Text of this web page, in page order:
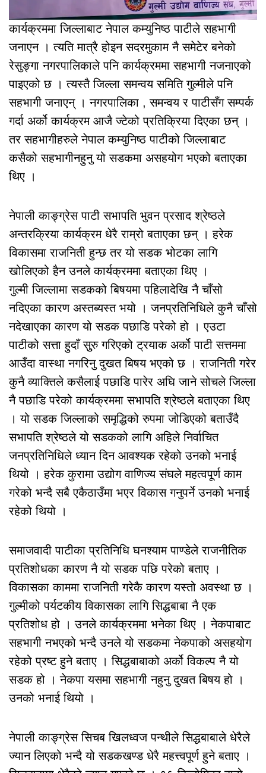
कार्यक्रममा जिल्लाबाट नेपाल कम्युनिष्ठ पाटीले सहभागी
जनाएन । त्यति मात्रै होइन सदरमुकाम नै समेटेर बनेको
रेसुङ्गा नगरपालिकाले पनि कार्यक्रममा सहभागी नजनाएको
पाइएको छ । त्यस्तै जिल्ला समन्वय समिति गुल्मीले पनि
सहभागी जनाएन् । नगरपालिका , समन्वय र पाटीसँग सम्पर्क
गर्दा अर्को कार्यक्रम आजै ज्टेको प्रतिक्रिया दिएका छन् ।
तर सहभागीहरुले नेपाल कम्युनिष्ठ पाटीको जिल्लाबाट
कसैको सहभागीनहुनु यो सडकमा असहयोग भएको बताएका
थिए ।
नेपाली काङ्ग्रेस पाटी सभापति भुवन प्रसाद श्रेष्ठले
अन्तरक्रिया कार्यक्रम धेरै राम्रो बताएका छन् । हरेक
विकासमा राजनिती हुन्छ तर यो सडक भोटका लागि
खोलिएको हैन उनले कार्यक्रममा बताएका थिए ।
गुल्मी जिल्लामा सडकको बिषयमा पहिलादेखि नै चाँसो
नदिएका कारण अस्तब्यस्त भयो । जनप्रतिनिधिले कुनै चाँसो
नदेखाएका कारण यो सडक पछाडि परेको हो । एउटा
पाटीको सत्ता हुदाँ सुुरु गरिएको ट्रयाक अर्को पाटी सत्तममा
आउँदा वास्था नगरिनु दुखत बिषय भएको छ । राजनिती गरेर
कुनै व्याक्तिले कसैलाई पछाडि पारेर अघि जाने सोचले जिल्ला
नै पछाडि परेको कार्यक्रममा सभापति श्रेष्ठले बताएका थिए
। यो सडक जिल्लाको समृद्धिको रुपमा जोडिएको बताउँदै
सभापति श्रेष्ठले यो सडकको लागि अहिले निर्वाचित
जनप्रतिनिधिले ध्यान दिन आवश्यक रहेको उनको भनाई
थियो । हरेक कुरामा उद्योग वाणिज्य संघले महत्वपूर्ण काम
गरेको भन्दै सबै एकैठाउँमा भएर विकास गनुपर्ने उनको भनाई
रहेको थियो ।
समाजवादी पाटीका प्रतिनिधि घनश्याम पाण्डेले राजनीतिक
प्रतिशोधका कारण नै यो सडक पछि परेको बताए ।
विकासका काममा राजनिती गरेकै कारण यस्तो अवस्था छ ।
गुल्मीको पर्यटकीय विकासका लागि सिद्धबाबा नै एक
प्रतिशोध हो । उनले कार्यक्रममा भनेका थिए । नेकपाबाट
सहभागी नभएको भन्दै उनले यो सडकमा नेकपाको असहयोग
रहेको प्रष्ट हुने बताए । सिद्धबाबाको अर्को विकल्प नै यो
सडक हो । नेकपा यसमा सहभागी नहुनु दुखत बिषय हो ।
उनको भनाई थियो ।
नेपाली काङ्ग्रेस सिचब खिलध्वज पन्थीले सिद्धबाबाले धेरैले
ज्यान लिएको भन्दै यो सडकखण्ड धेरै महत्त्वपूर्ण हुने बताए ।